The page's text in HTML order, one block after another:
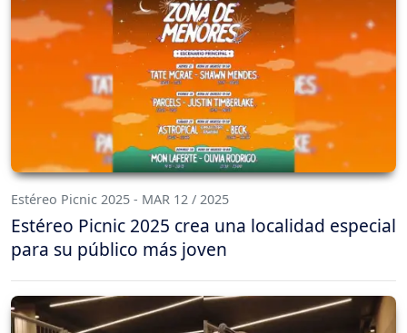
Estéreo Picnic 2025 - MAR 12 / 2025
Estéreo Picnic 2025 crea una localidad especial
para su público más joven